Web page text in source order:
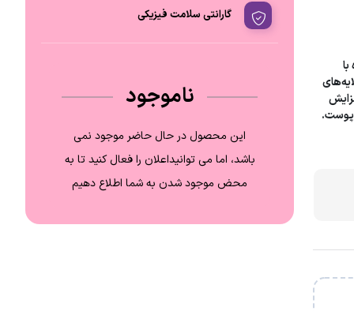
پوست.
گارانتی سلامت فیزیکی
ناموجود
این محصول در حال حاضر موجود نمی
باشد، اما می توانیداعلان را فعال کنید تا به
محض موجود شدن به شما اطلاع دهیم